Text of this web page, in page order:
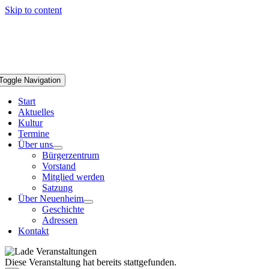
Skip to content
Navigation
Start
Aktuelles
Kultur
Termine
Über uns
Bürgerzentrum
Vorstand
Mitglied werden
Satzung
Über Neuenheim
Geschichte
Adressen
Kontakt
Diese Veranstaltung hat bereits stattgefunden.